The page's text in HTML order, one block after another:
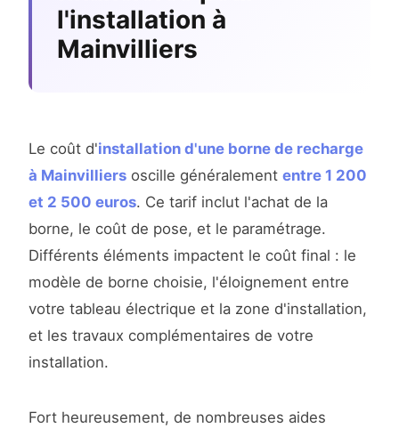
l'installation à
Mainvilliers
Le coût d'installation d'une borne de recharge
à Mainvilliers oscille généralement entre 1 200
et 2 500 euros. Ce tarif inclut l'achat de la
borne, le coût de pose, et le paramétrage.
Différents éléments impactent le coût final : le
modèle de borne choisie, l'éloignement entre
votre tableau électrique et la zone d'installation,
et les travaux complémentaires de votre
installation.
Fort heureusement, de nombreuses aides